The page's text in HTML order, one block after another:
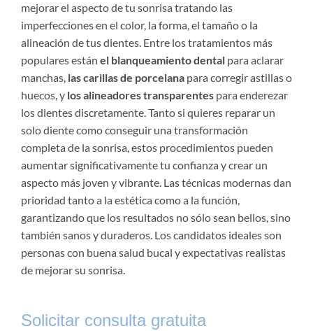
mejorar el aspecto de tu sonrisa tratando las
imperfecciones en el color, la forma, el tamaño o la
alineación de tus dientes. Entre los tratamientos más
populares están el blanqueamiento dental para aclarar
manchas, las carillas de porcelana para corregir astillas o
huecos, y los alineadores transparentes para enderezar
los dientes discretamente. Tanto si quieres reparar un
solo diente como conseguir una transformación
completa de la sonrisa, estos procedimientos pueden
aumentar significativamente tu confianza y crear un
aspecto más joven y vibrante. Las técnicas modernas dan
prioridad tanto a la estética como a la función,
garantizando que los resultados no sólo sean bellos, sino
también sanos y duraderos. Los candidatos ideales son
personas con buena salud bucal y expectativas realistas
de mejorar su sonrisa.
Solicitar consulta gratuita